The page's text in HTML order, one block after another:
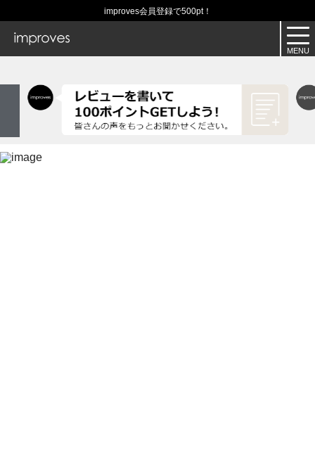
improves会員登録で500pt！